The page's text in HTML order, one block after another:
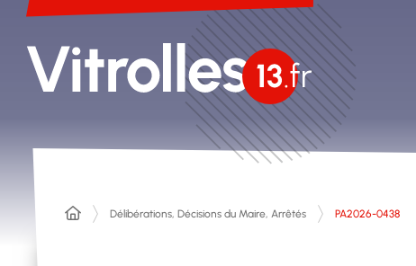
Délibérations, Décisions du Maire, Arrêtés PA2026-0438